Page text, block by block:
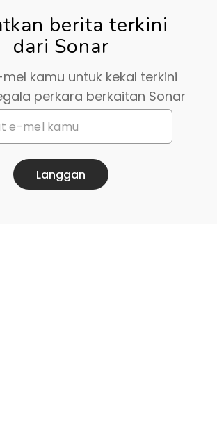
berita terkini
dari Sonar
kamu untuk kekal terkini
perkara berkaitan Sonar
Langgan